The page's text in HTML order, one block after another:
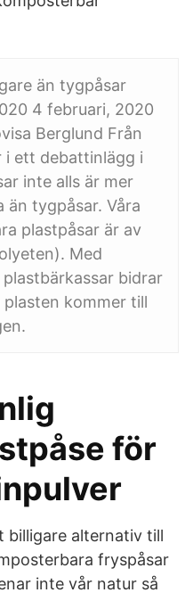
än tygpåsar
4 februari, 2020
Berglund Från
i ett debattinlägg i
inte alls är mer
än tygpåsar. Våra
plastpåsar är av
Med
bidrar
kommer till
för
billigare alternativ till
fryspåsar
inte vår natur så